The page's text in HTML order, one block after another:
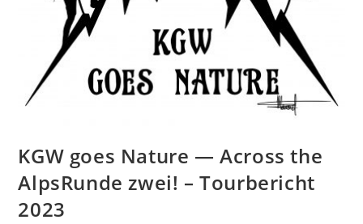
KGW goes Nature — Across the
AlpsRunde zwei! – Tourbericht
2023